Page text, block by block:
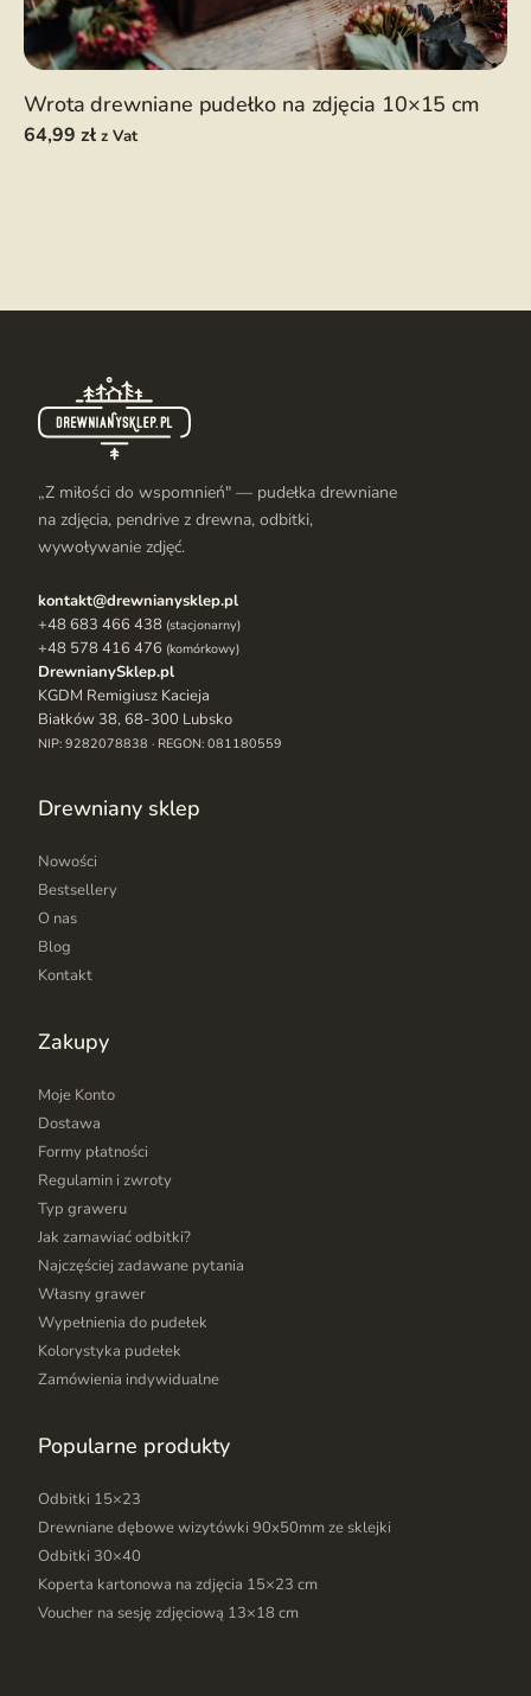
Wrota drewniane pudełko na zdjęcia 10×15 cm
64,99 zł z Vat
„Z miłości do wspomnień" — pudełka drewniane
na zdjęcia, pendrive z drewna, odbitki,
wywoływanie zdjęć.
kontakt@drewnianysklep.pl
+48 683 466 438 (stacjonarny)
+48 578 416 476 (komórkowy)
DrewnianySklep.pl
KGDM Remigiusz Kacieja
Białków 38, 68-300 Lubsko
NIP: 9282078838 · REGON: 081180559
Drewniany sklep
Nowości
Bestsellery
O nas
Blog
Kontakt
Zakupy
Moje Konto
Dostawa
Formy płatności
Regulamin i zwroty
Typ graweru
Jak zamawiać odbitki?
Najczęściej zadawane pytania
Własny grawer
Wypełnienia do pudełek
Kolorystyka pudełek
Zamówienia indywidualne
Popularne produkty
Odbitki 15×23
Drewniane dębowe wizytówki 90x50mm ze sklejki
Odbitki 30×40
Koperta kartonowa na zdjęcia 15×23 cm
Voucher na sesję zdjęciową 13×18 cm